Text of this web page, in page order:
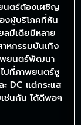
นตร์ต้องเผชิญ
งผู้บริโภคที่หัน
ลมีเดียมีหลาย
หกรรมบันเทิง
พยนตร์พัฒนา
ไปที่ภาพยนตร์ซู
DC แต่กระแส
ช่นกัน ได้ดีพอๆ